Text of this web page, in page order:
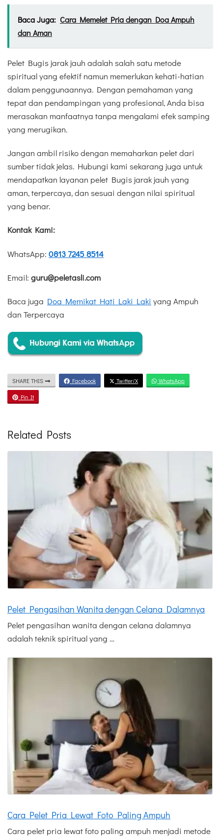
Baca Juga: Cara Memelet Pria dengan Doa Ampuh
dan Aman
Pelet Bugis jarak jauh adalah salah satu metode
spiritual yang efektif namun memerlukan kehati-hatian
dalam penggunaannya. Dengan pemahaman yang
tepat dan pendampingan yang profesional, Anda bisa
merasakan manfaatnya tanpa mengalami efek samping
yang merugikan.
Jangan ambil risiko dengan memaharkan pelet dari
sumber tidak jelas. Hubungi kami sekarang juga untuk
mendapatkan layanan pelet Bugis jarak jauh yang
aman, terpercaya, dan sesuai dengan nilai spiritual
yang benar.
Kontak Kami:
WhatsApp: 0813 7245 8514
Email: guru@peletasli.com
Baca juga Doa Memikat Hati Laki Laki yang Ampuh
dan Terpercaya
SHARE THIS Facebook Twitter/X WhatsApp
Pin It
Related Posts
Pelet Pengasihan Wanita dengan Celana Dalamnya
Pelet pengasihan wanita dengan celana dalamnya
adalah teknik spiritual yang …
Cara Pelet Pria Lewat Foto Paling Ampuh
Cara pelet pria lewat foto paling ampuh menjadi metode